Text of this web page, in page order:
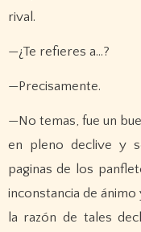
rival.
—¿Te refieres a…?
—Precisamente.
—No temas, fue un
en pleno declive y
paginas de los
inconstancia de ánimo
la razón de tales